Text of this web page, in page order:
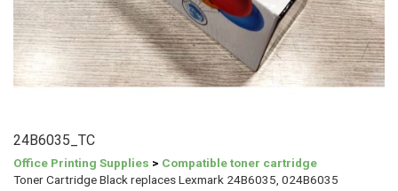
24B6035_TC
Office Printing Supplies > Compatible toner cartridge
Toner Cartridge Black replaces Lexmark 24B6035, 024B6035